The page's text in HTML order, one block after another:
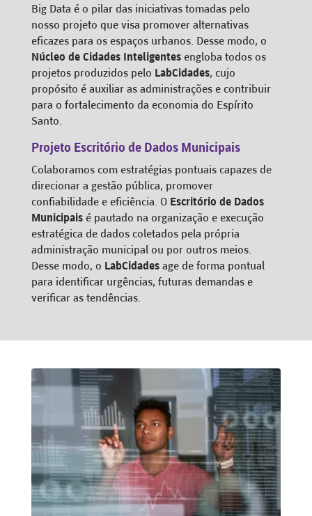
Big Data é o pilar das iniciativas tomadas pelo
nosso projeto que visa promover alternativas
eficazes para os espaços urbanos. Desse modo, o
Núcleo de Cidades Inteligentes engloba todos os
projetos produzidos pelo LabCidades, cujo
propósito é auxiliar as administrações e contribuir
para o fortalecimento da economia do Espírito
Santo.
Projeto Escritório de Dados Municipais
Colaboramos com estratégias pontuais capazes de
direcionar a gestão pública, promover
confiabilidade e eficiência. O Escritório de Dados
Municipaisé pautado na organização e execução
estratégica de dados coletados pela própria
administração municipal ou por outros meios.
Desse modo, o LabCidadesage de forma pontual
para identificar urgências, futuras demandas e
verificar as tendências.